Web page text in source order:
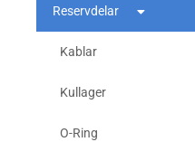
Reservdelar
Kablar
Kullager
O-Ring